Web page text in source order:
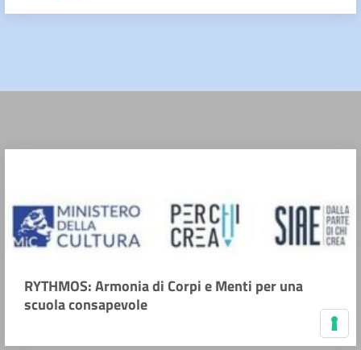
RYTHMOS: Armonia di Corpi e Menti per una
scuola consapevole
Le